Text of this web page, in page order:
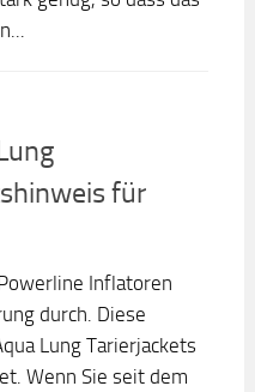
für
Inflatoren
durch. Diese
Lung Tarierjackets
Wenn Sie seit dem